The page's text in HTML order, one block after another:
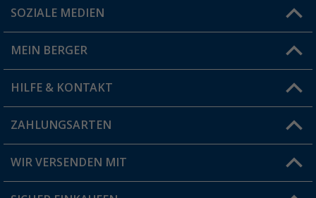
Du hast eine Frage?
Filiale finden
SOZIALE MEDIEN
MEIN BERGER
Vorteilskarte
Blog
Jobs & Karriere
HILFE & KONTAKT
FAQ & Kontakt
Versandinformationen
ZAHLUNGSARTEN
WIR VERSENDEN MIT